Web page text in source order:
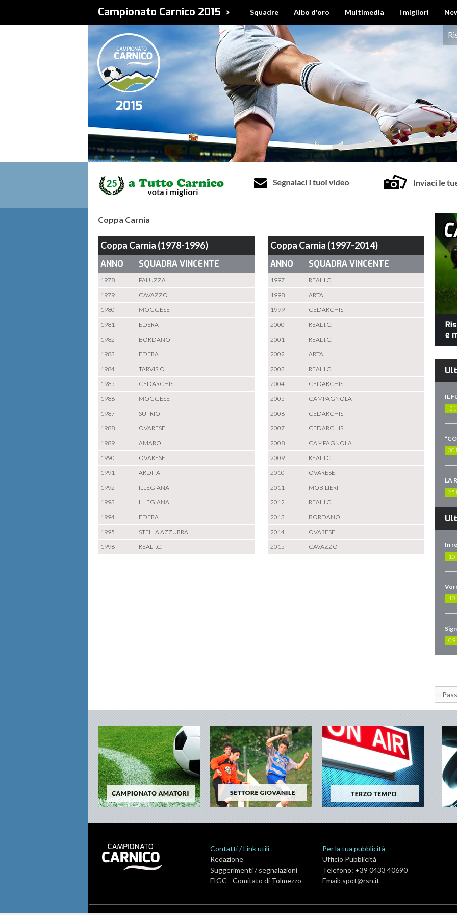
Campionato Carnico 2015 › Squadre Albo d'oro Multimedia I migliori
Coppa Carnia
Coppa Carnia (1978-1996)
ANNO SQUADRA VINCENTE
1978
PALUZZA
1979
CAVAZZO
1980
MOGGESE
1981
EDERA
1982
BORDANO
1983
EDERA
1984
TARVISIO
1985
CEDARCHIS
1986
MOGGESE
1987
SUTRIO
1988
OVARESE
1989
AMARO
1990
OVARESE
1991
ARDITA
1992
ILLEGIANA
1993
ILLEGIANA
1994
EDERA
1995
STELLA AZZURRA
1996
REAL I.C.
Coppa Carnia (1997-2014)
ANNO SQUADRA VINCENTE
1997
REAL I.C.
1998
ARTA
1999
CEDARCHIS
2000
REAL I.C.
2001
REAL I.C.
2002
ARTA
2003
REAL I.C.
2004
CEDARCHIS
2005
CAMPAGNOLA
2006
CEDARCHIS
2007
CEDARCHIS
2008
CAMPAGNOLA
2009
REAL I.C.
2010
OVARESE
2011
MOBILIERI
2012
REAL I.C.
2013
BORDANO
2014
OVARESE
2015
CAVAZZO
IL
30
LA
25
10
10
09
Contatti / Link utili
Redazione
Suggerimenti / segnalazioni
FIGC - Comitato di Tolmezzo
Per la tua pubblicità
Ufficio Pubblicità
Telefono: +39 0433 40690
Email: spot@rsn.it